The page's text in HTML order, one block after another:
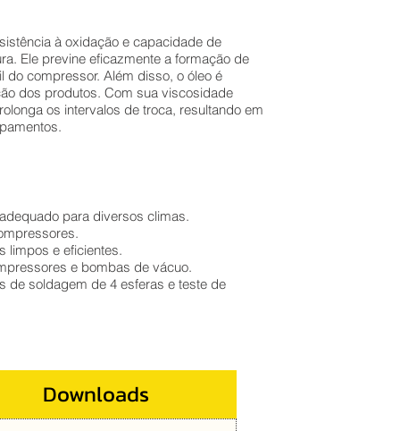
à oxidação e capacidade de
Ele previne eficazmente a formação de
do compressor. Além disso, o óleo é
dos produtos. Com sua viscosidade
os intervalos de troca, resultando em
para diversos climas.
limpos e eficientes.
e bombas de vácuo.
de soldagem de 4 esferas e teste de
Downloads